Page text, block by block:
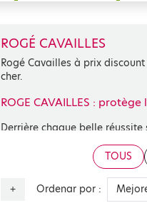
ROGÉ CAVAILLES
Rogé Cavailles à prix
cher.
ROGE CAVAILLES :
Derrière chaque belle
lorsque Monsieur Rogé vend
boulevard Haussmann. Ce
conçu pour le soin des peaux
peaux délicates, et
gynécologiques rigoureux et
TOUS
+ Ordenar por :